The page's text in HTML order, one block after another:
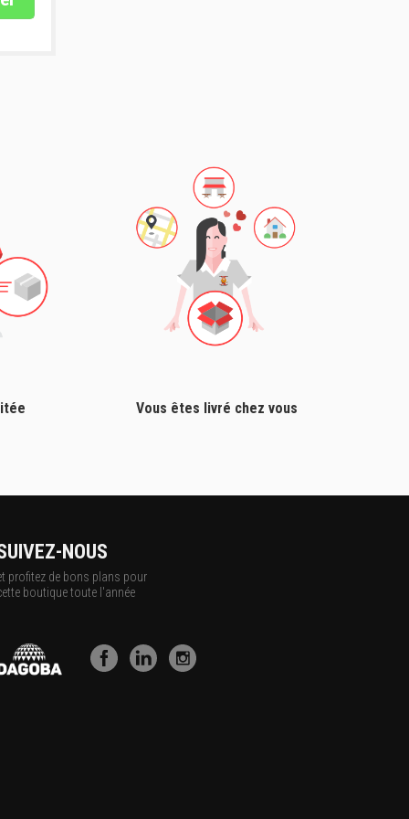
Vous êtes livré chez vous
NOUS
profitez de bons plans pour
boutique toute l'année